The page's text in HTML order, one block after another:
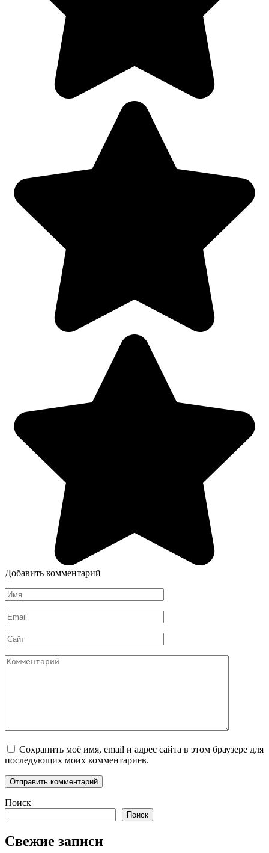
Добавить комментарий
Имя
*
Email
*
Сайт
Комментарий
Сохранить моё имя, email и адрес сайта в этом браузере для
последующих моих комментариев.
Поиск
Поиск
Свежие записи